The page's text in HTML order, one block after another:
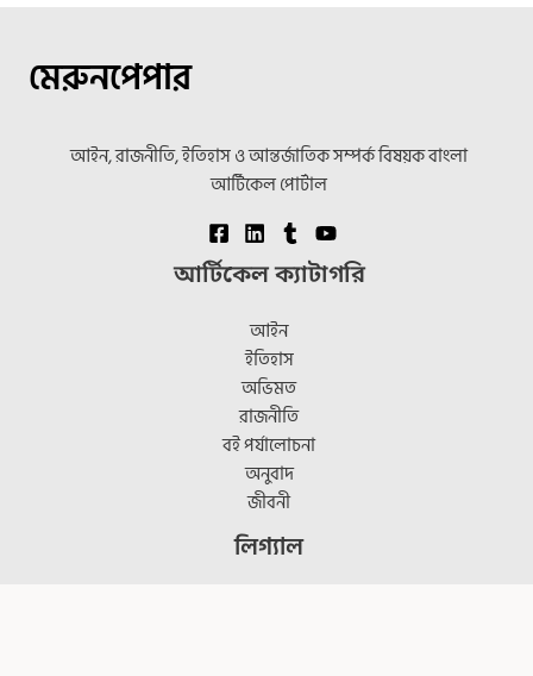
মেরুনপেপার
আইন, রাজনীতি, ইতিহাস ও আন্তর্জাতিক সম্পর্ক বিষয়ক বাংলা
আর্টিকেল পোর্টাল
আর্টিকেল ক্যাটাগরি
আইন
ইতিহাস
অভিমত
রাজনীতি
বই পর্যালোচনা
অনুবাদ
জীবনী
লিগ্যাল